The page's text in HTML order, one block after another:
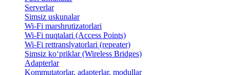
Serverlar
Simsiz uskunalar
Wi-Fi marshrutizatorlari
Wi-Fi nuqtalari (Access Points)
Wi-Fi rettranslyatorlari (repeater)
Simsiz ko‘priklar (Wireless Bridges)
Adapterlar
Kommutatorlar, adapterlar, modullar